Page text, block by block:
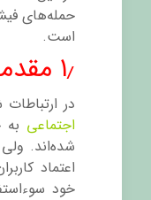
حمله‌های
است.
۱٫ مقدمه:
در
اجتماعی به
شده‌اند.
اعتماد
خود